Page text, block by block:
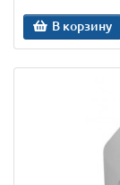
В корзину